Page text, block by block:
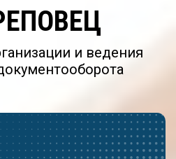
и ведения